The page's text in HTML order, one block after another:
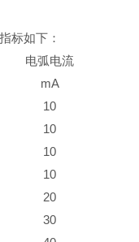
标如下 ：
电弧电流
mA
10
10
10
10
20
30